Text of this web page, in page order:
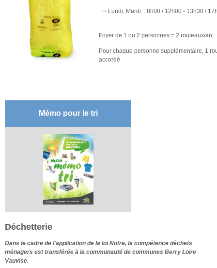
⇒ Lundi, Mardi : 8h00 / 12h00 - 13h30 /
Foyer de 1 ou 2 personnes = 2 rouleaux/an
Pour chaque personne supplémentaire, 1
accordé
Mémo pour le tri
Déchetterie
Dans le cadre de l'application de la loi Notre, la compétence déchets
ménagers est transférée à la communauté de communes Berry Loire
Vauvise.